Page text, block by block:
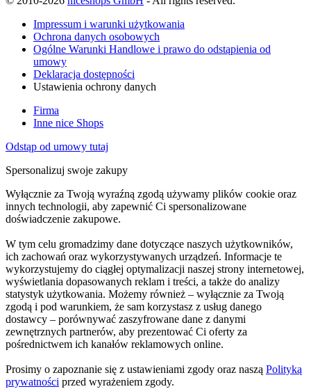
Impressum i warunki użytkowania
Ochrona danych osobowych
Ogólne Warunki Handlowe i prawo do odstąpienia od
umowy
Deklaracja dostępności
Ustawienia ochrony danych
Firma
Inne nice Shops
Odstąp od umowy tutaj
Spersonalizuj swoje zakupy
Wyłącznie za Twoją wyraźną zgodą używamy plików cookie oraz
innych technologii, aby zapewnić Ci spersonalizowane
doświadczenie zakupowe.
W tym celu gromadzimy dane dotyczące naszych użytkowników,
ich zachowań oraz wykorzystywanych urządzeń. Informacje te
wykorzystujemy do ciągłej optymalizacji naszej strony internetowej,
wyświetlania dopasowanych reklam i treści, a także do analizy
statystyk użytkowania. Możemy również – wyłącznie za Twoją
zgodą i pod warunkiem, że sam korzystasz z usług danego
dostawcy – porównywać zaszyfrowane dane z danymi
zewnętrznych partnerów, aby prezentować Ci oferty za
pośrednictwem ich kanałów reklamowych online.
Prosimy o zapoznanie się z ustawieniami zgody oraz naszą Polityką
prywatności przed wyrażeniem zgody.